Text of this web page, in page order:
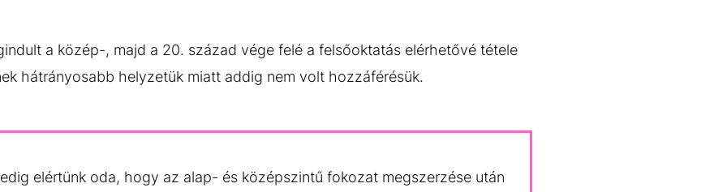
a közép-, majd a 20. század vége felé a felsőoktatás elérhetővé tétele
hátrányosabb helyzetük miatt addig nem volt hozzáférésük.
elértünk oda, hogy az alap- és középszintű fokozat megszerzése után